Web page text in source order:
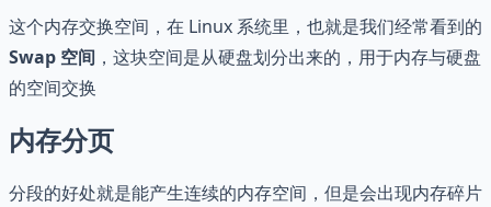
这个内存交换空间，在 Linux 系统里，也就是我们经常看到的
Swap 空间 ，这块空间是从硬盘划分出来的，用于内存与硬盘
的空间交换
内存分页
分段的好处就是能产生连续的内存空间，但是会出现内存碎片